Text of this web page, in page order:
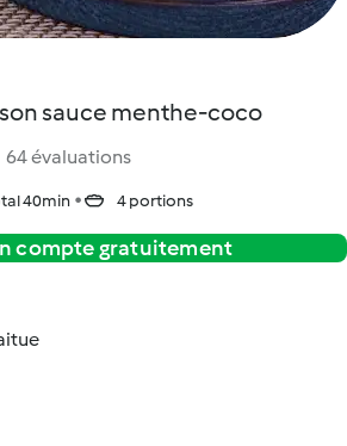
sauce menthe-coco
64 évaluations
40min 4 portions
compte gratuitement